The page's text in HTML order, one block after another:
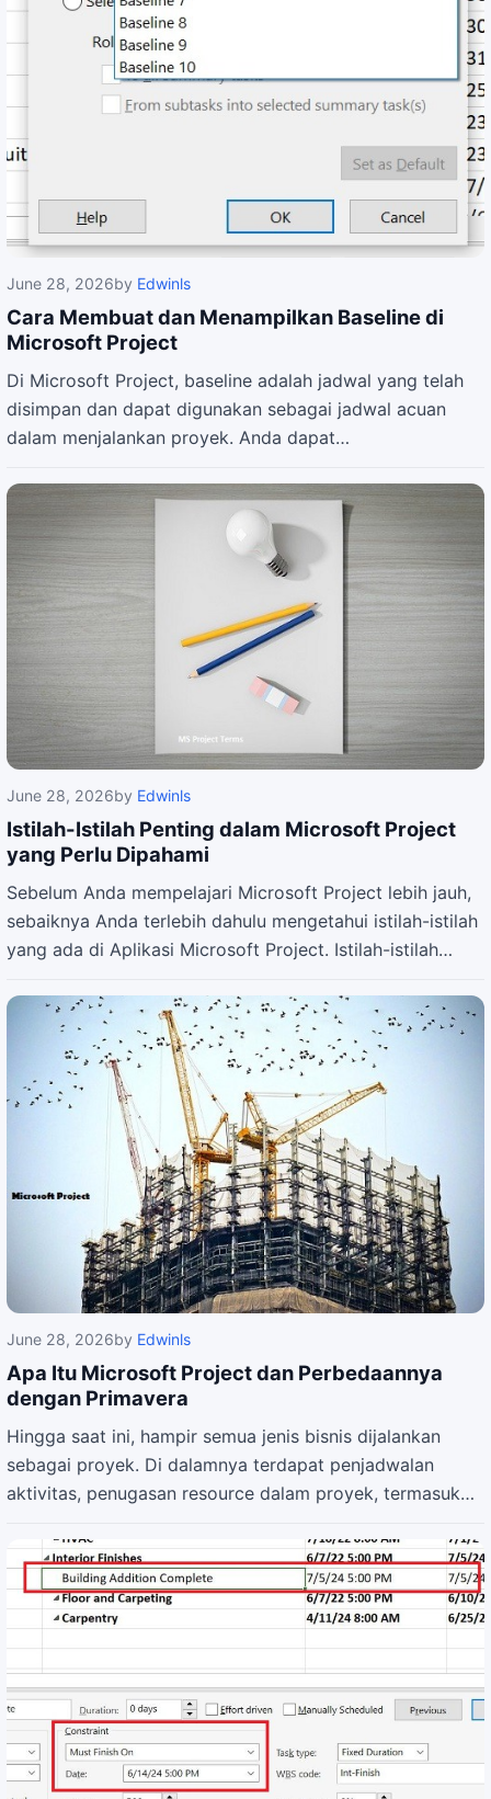
June 28, 2026by Edwinls
Cara Membuat dan Menampilkan Baseline di
Microsoft Project
Di Microsoft Project, baseline adalah jadwal yang telah
disimpan dan dapat digunakan sebagai jadwal acuan
dalam menjalankan proyek. Anda dapat…
June 28, 2026by Edwinls
Istilah-Istilah Penting dalam Microsoft Project
yang Perlu Dipahami
Sebelum Anda mempelajari Microsoft Project lebih jauh,
sebaiknya Anda terlebih dahulu mengetahui istilah-istilah
yang ada di Aplikasi Microsoft Project. Istilah-istilah…
June 28, 2026by Edwinls
Apa Itu Microsoft Project dan Perbedaannya
dengan Primavera
Hingga saat ini, hampir semua jenis bisnis dijalankan
sebagai proyek. Di dalamnya terdapat penjadwalan
aktivitas, penugasan resource dalam proyek, termasuk…